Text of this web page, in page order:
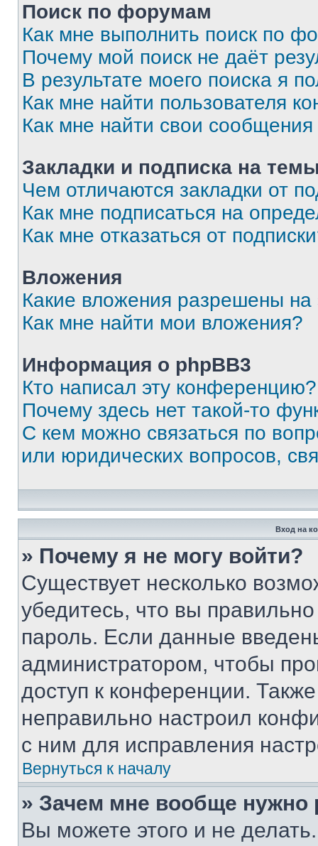
Поиск по форумам
Как мне выполнить поиск по
Почему мой поиск не даёт
В результате моего поиска я
Как мне найти пользователя
Как мне найти свои
Закладки и подписка на
Чем отличаются закладки от
Как мне подписаться на
Как мне отказаться от
Вложения
Какие вложения разрешены
Как мне найти мои вложения?
Информация о phpBB3
Кто написал эту конференцию?
Почему здесь нет такой-то
С кем можно связаться по
или юридических вопросов,
Вход на
» Почему я не могу войти?
Существует несколько
убедитесь, что вы
пароль. Если данные
администратором, чтобы
доступ к конференции.
неправильно настроил
с ним для исправления
Вернуться к началу
» Зачем мне вообще нужно
Вы можете этого и не